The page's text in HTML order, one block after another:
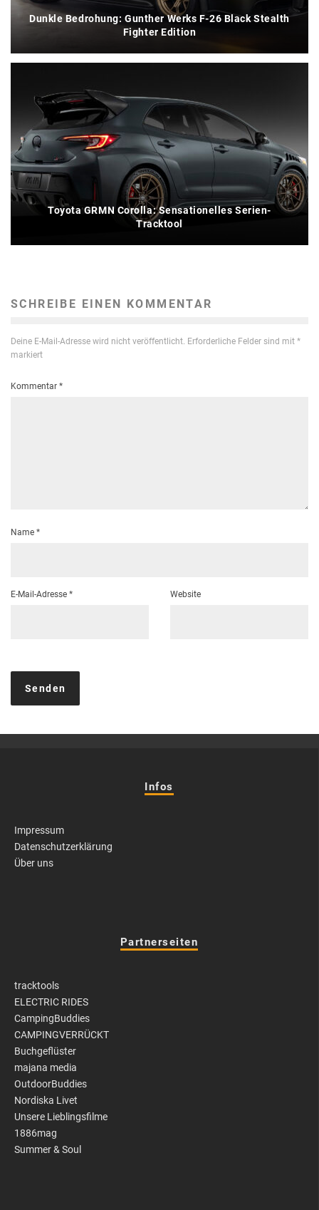
Dunkle Bedrohung: Gunther Werks F-26 Black Stealth
Fighter Edition
Toyota GRMN Corolla: Sensationelles Serien-
Tracktool
SCHREIBE EINEN KOMMENTAR
Deine E-Mail-Adresse wird nicht veröffentlicht. Erforderliche Felder sind mit *
markiert
Kommentar *
Name *
E-Mail-Adresse * Website
Infos
Impressum
Datenschutzerklärung
Über uns
Partnerseiten
tracktools
ELECTRIC RIDES
CampingBuddies
CAMPINGVERRÜCKT
Buchgeflüster
majana media
OutdoorBuddies
Nordiska Livet
Unsere Lieblingsfilme
1886mag
Summer & Soul